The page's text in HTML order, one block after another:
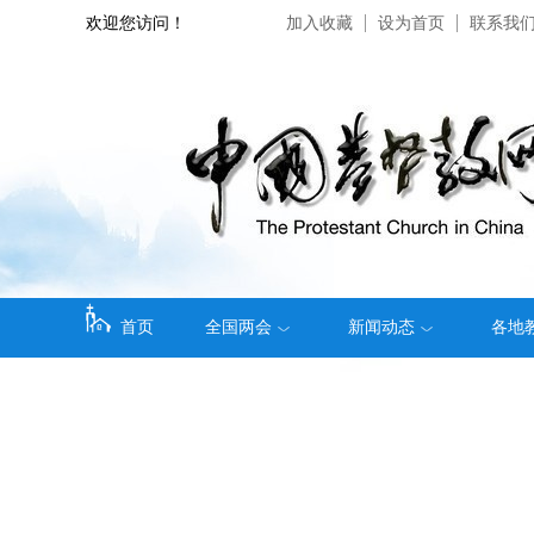
欢迎您访问！ 加入收藏 设为首页 联系我
首页 全国两会 新闻动态 各地